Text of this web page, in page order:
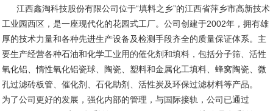
江西鑫淘科技股份有限公司位于“填料之乡”的江西省萍乡市高新技术
工业园西区，是一座现代化的花园式工厂。公司创建于2002年，拥有雄
厚的技术力量和各种先进生产设备及检测手段齐全的质量保证体系。主
要生产经营各种石油和化学工业用的催化剂和填料，包括分子筛、活性
氧化铝、惰性氧化铝瓷球、陶瓷、塑料和金属化工填料、蜂窝陶瓷、微
孔过滤砖板管、催化剂、石化助剂、活性炭及环保过滤材料等产品。
为了公司更好的发展，强化内部的管理，与国际接轨，公司已通过